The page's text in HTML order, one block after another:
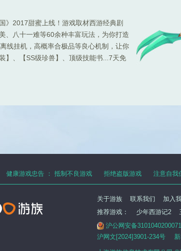
》2017甜蜜上线！游戏取材西游经典剧
、八十一难等60余种丰富玩法，为你打造
线挂机，高概率合极品等良心机制，让你
】、【SS级珍兽】、顶级技能书...7天免
健康游戏忠告 ： 抵制不良游戏 拒绝盗版游戏 注意自我
关于游族 联系我们 加入
推荐游戏：
少年西游记2
沪公网安备
沪网文[2024]3901-234号